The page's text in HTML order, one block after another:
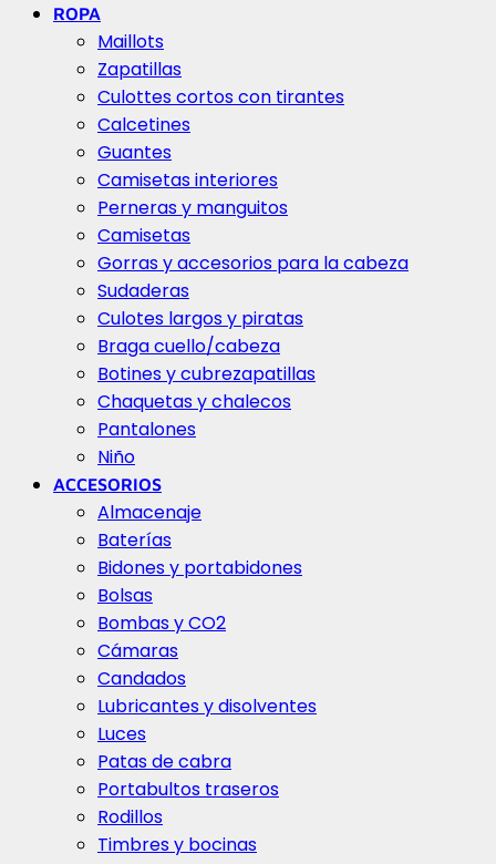
ROPA
Maillots
Zapatillas
Culottes cortos con tirantes
Calcetines
Guantes
Camisetas interiores
Perneras y manguitos
Camisetas
Gorras y accesorios para la cabeza
Sudaderas
Culotes largos y piratas
Braga cuello/cabeza
Botines y cubrezapatillas
Chaquetas y chalecos
Pantalones
Niño
ACCESORIOS
Almacenaje
Baterías
Bidones y portabidones
Bolsas
Bombas y CO2
Cámaras
Candados
Lubricantes y disolventes
Luces
Patas de cabra
Portabultos traseros
Rodillos
Timbres y bocinas